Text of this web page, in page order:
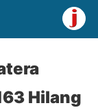
Hilang